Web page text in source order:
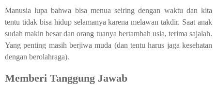
Manusia lupa bahwa bisa menua seiring dengan waktu dan kita
tentu tidak bisa hidup selamanya karena melawan takdir. Saat anak
sudah makin besar dan orang tuanya bertambah usia, terima sajalah.
Yang penting masih berjiwa muda (dan tentu harus jaga kesehatan
dengan berolahraga).
Memberi Tanggung Jawab